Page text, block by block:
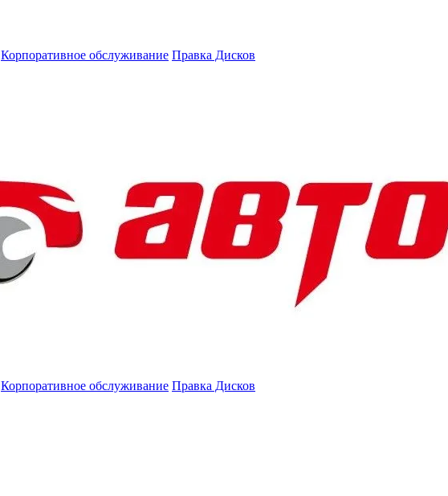
Корпоративное обслуживание Правка Дисков
Корпоративное обслуживание Правка Дисков